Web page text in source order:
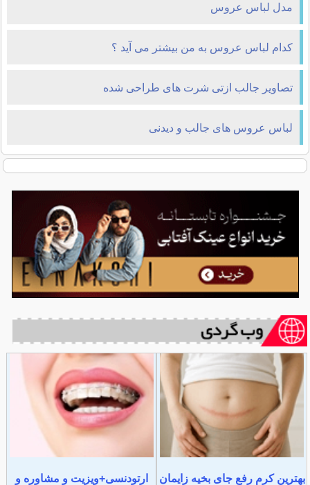
مدل لباس عروس
کدام لباس عروس به من بیشتر می آید ؟
تصاویر جالب ازتی شرت های طراحی شده
لباس عروس های جالب و دیدنی
بهترین کرم رفع جای بخیه زایمان
ارتودنسی+ویزیت و مشاوره و